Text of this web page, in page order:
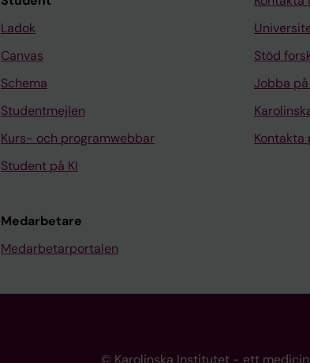
Ladok
Canvas
Schema
Studentmejlen
Kurs- och programwebbar
Student på KI
Medarbetare
Medarbetarportalen
Stöd
Jobba på
Kontakta
© Karolinska Institutet - ett